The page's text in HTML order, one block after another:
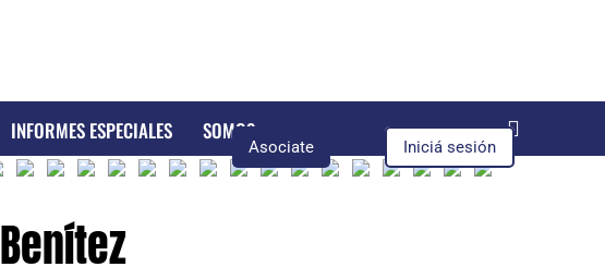
Asociate Iniciá sesión
INFORMES ESPECIALES SOMOS